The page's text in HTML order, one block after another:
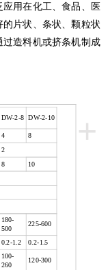
用在化工、食品、医
片状、条状、颗粒状
造料机或挤条机制成
+
DW-2-8 DW-2-10
4
8
2
8 10
180-
500
225-600
0.2-1.2 0.2-1.5
100-
260
120-300